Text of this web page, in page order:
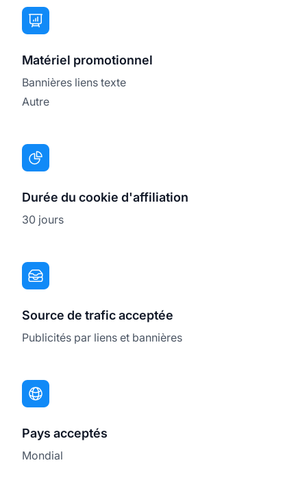
Matériel promotionnel
Bannières liens texte
Autre
Durée du cookie d'affiliation
30 jours
Source de trafic acceptée
Publicités par liens et bannières
Pays acceptés
Mondial